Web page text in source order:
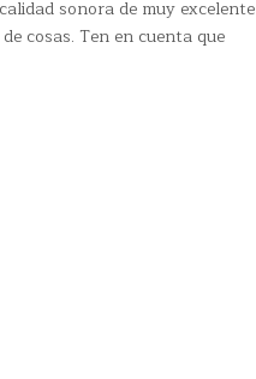
sonora de muy excelente
cosas. Ten en cuenta que